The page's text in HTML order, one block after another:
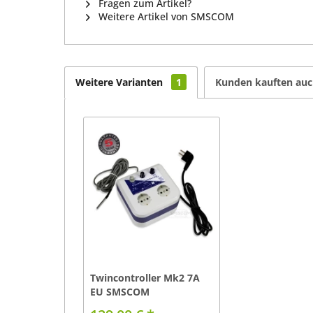
Fragen zum Artikel?
Weitere Artikel von SMSCOM
Weitere Varianten 1 Kunden kauften
Twincontroller Mk2 7A
EU SMSCOM